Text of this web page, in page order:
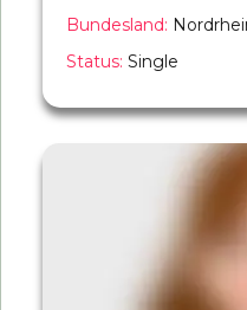
Bundesland:
Status: Single